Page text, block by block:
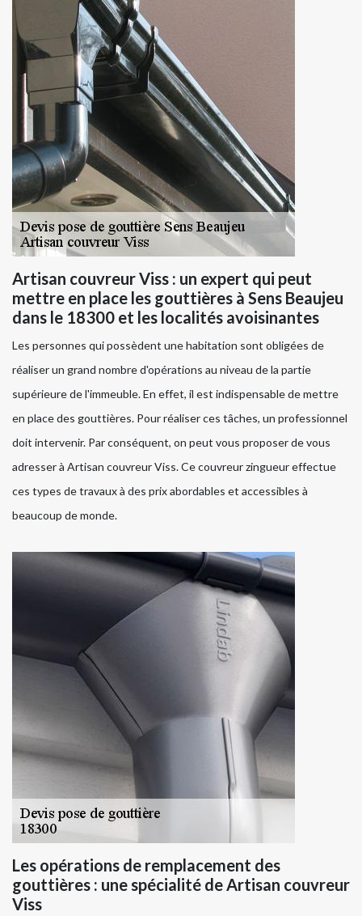
Artisan couvreur Viss : un expert qui peut
mettre en place les gouttières à Sens Beaujeu
dans le 18300 et les localités avoisinantes
Les personnes qui possèdent une habitation sont obligées de
réaliser un grand nombre d'opérations au niveau de la partie
supérieure de l'immeuble. En effet, il est indispensable de mettre
en place des gouttières. Pour réaliser ces tâches, un professionnel
doit intervenir. Par conséquent, on peut vous proposer de vous
adresser à Artisan couvreur Viss. Ce couvreur zingueur effectue
ces types de travaux à des prix abordables et accessibles à
beaucoup de monde.
Les opérations de remplacement des
gouttières : une spécialité de Artisan couvreur
Viss